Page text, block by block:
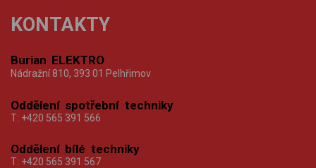
KONTAKTY
Burian ELEKTRO
Nádražní 810, 393 01 Pelhřimov
Oddělení spotřební techniky
T: +420 565 391 566
Oddělení bílé techniky
T: +420 565 391 567